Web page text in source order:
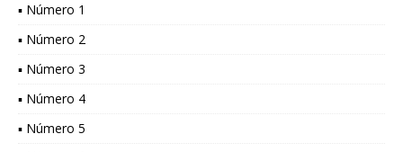
▪ Número 1
▪ Número 2
▪ Número 3
▪ Número 4
▪ Número 5